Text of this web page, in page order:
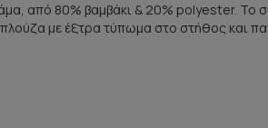
από 80% βαμβάκι & 20% polyester. To
με έξτρα τύπωμα στο στήθος και